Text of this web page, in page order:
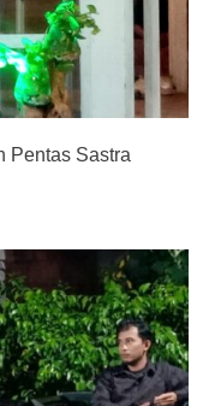
Pentas Sastra